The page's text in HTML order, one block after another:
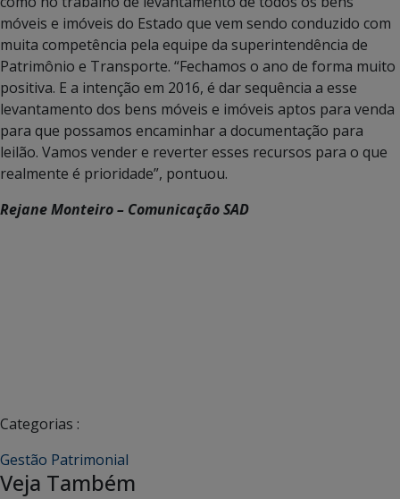
móveis e imóveis do Estado que vem sendo conduzido com
muita competência pela equipe da superintendência de
Patrimônio e Transporte. “Fechamos o ano de forma muito
positiva. E a intenção em 2016, é dar sequência a esse
levantamento dos bens móveis e imóveis aptos para venda
para que possamos encaminhar a documentação para
leilão. Vamos vender e reverter esses recursos para o que
realmente é prioridade”, pontuou.
Rejane Monteiro – Comunicação SAD
Categorias :
Gestão Patrimonial
Veja Também